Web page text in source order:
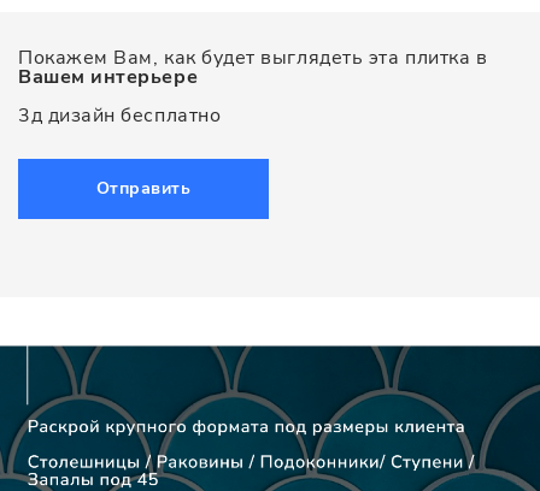
Покажем Вам, как будет выглядеть эта плитка в
Вашем интерьере
3д дизайн бесплатно
Отправить